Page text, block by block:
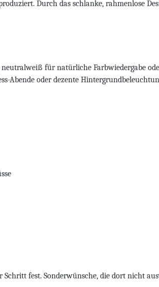
Durch das schlanke, rahmenlose
für natürliche Farbwiedergabe
Abende oder dezente
fest. Sonderwünsche, die dort nicht